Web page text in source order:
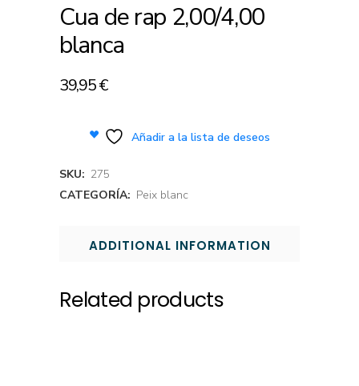
Cua de rap 2,00/4,00
blanca
39,95€
Añadir a la lista de deseos
SKU: 275
CATEGORÍA: Peix blanc
ADDITIONAL INFORMATION
Related products